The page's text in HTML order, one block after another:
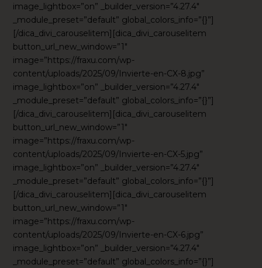
image_lightbox=”on” _builder_version=”4.27.4″
_module_preset=”default” global_colors_info=”{}”]
[/dica_divi_carouselitem][dica_divi_carouselitem
button_url_new_window=”1″
image=”https://fraxu.com/wp-
content/uploads/2025/09/Invierte-en-CX-8.jpg”
image_lightbox=”on” _builder_version=”4.27.4″
_module_preset=”default” global_colors_info=”{}”]
[/dica_divi_carouselitem][dica_divi_carouselitem
button_url_new_window=”1″
image=”https://fraxu.com/wp-
content/uploads/2025/09/Invierte-en-CX-5.jpg”
image_lightbox=”on” _builder_version=”4.27.4″
_module_preset=”default” global_colors_info=”{}”]
[/dica_divi_carouselitem][dica_divi_carouselitem
button_url_new_window=”1″
image=”https://fraxu.com/wp-
content/uploads/2025/09/Invierte-en-CX-6.jpg”
image_lightbox=”on” _builder_version=”4.27.4″
_module_preset=”default” global_colors_info=”{}”]